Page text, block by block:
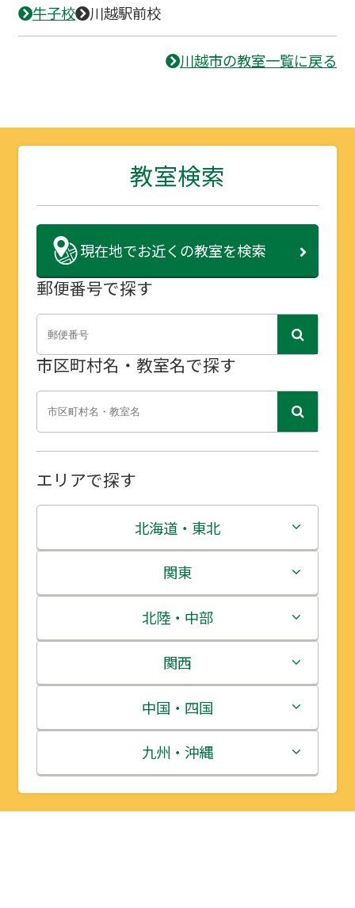
牛子校 川越駅前校
川越市の教室一覧に戻る
教室検索
現在地でお近くの教室を検索
郵便番号で探す
市区町村名・教室名で探す
エリアで探す
北海道・東北
北海道
青森県
岩手県
宮城県
秋田県
山形県
関東
茨城県
栃木県
群馬県
埼玉県
千葉県
北陸・中部
新潟県
富山県
石川県
福井県
関西
三重県
滋賀県
京都府
中国・四国
鳥取県
島根県
九州・沖縄
福岡県